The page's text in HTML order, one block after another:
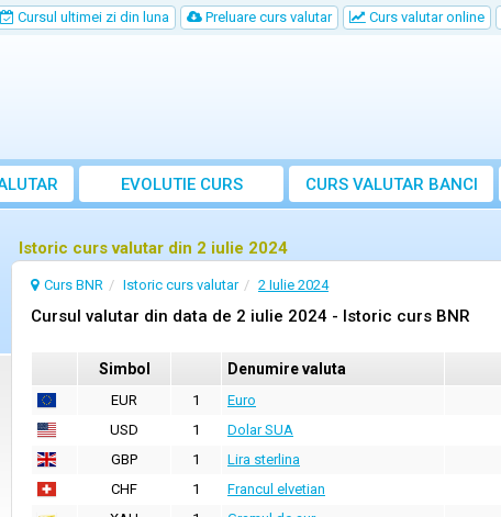
Cursul ultimei zi din luna Preluare curs valutar Curs valutar online
EVOLUTIE CURS CURS VALUTAR BANCI
Istoric curs valutar din 2 iulie 2024
Curs BNR Istoric curs valutar 2 Iulie 2024
Cursul valutar din data de 2 iulie 2024 - Istoric curs BNR
Simbol Denumire valuta
EUR 1 Euro
USD
1 Dolar SUA
GBP
1 Lira sterlina
CHF
1 Francul elvetian